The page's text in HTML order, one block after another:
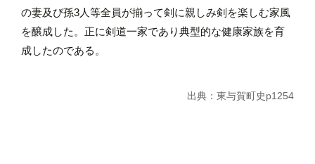
の妻及び孫3人等全員が揃って剣に親しみ剣を楽しむ家風
を醸成した。正に剣道一家であり典型的な健康家族を育
成したのである。
出典：東与賀町史p1254